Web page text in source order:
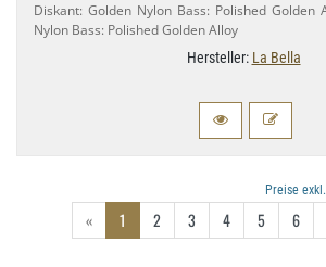
Diskant: Golden Nylon Bass: Polished Golden
Nylon Bass: Polished Golden Alloy
Hersteller: La Bella
Preise
« 1 2 3 4 5 6